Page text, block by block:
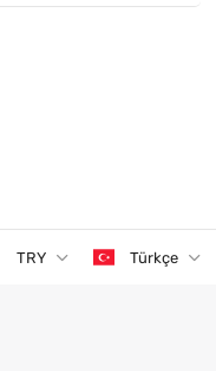
TRY Türkçe